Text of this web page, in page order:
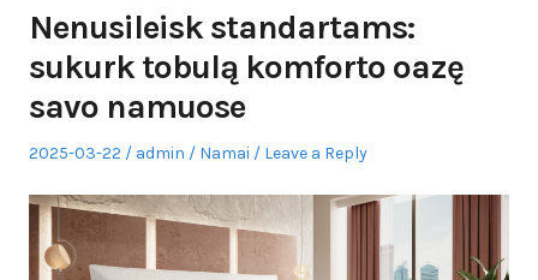
Nenusileisk standartams:
sukurk tobulą komforto oazę
savo namuose
Posted
2025-03-22 Author
admin
Posted
Namai Leave a Reply